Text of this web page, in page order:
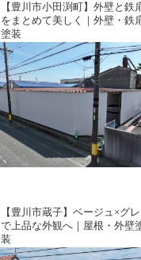
【豊川市小田渕町】外壁と鉄
をまとめて美しく｜外壁・鉄
塗装
施工事例
【豊川市蔵子】ベージュ×グ
で上品な外観へ｜屋根・外壁
装
施工事例